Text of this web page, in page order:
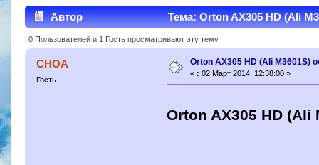
Автор Тема: Orton AX305 HD (Ali
0 Пользователей и 1 Гость просматривают эту тему.
CHOA
Гость
Orton AX305 HD (Ali M3601S)
« : 02 Март 2014, 12:38:00 »
Orton AX305 HD (Ali